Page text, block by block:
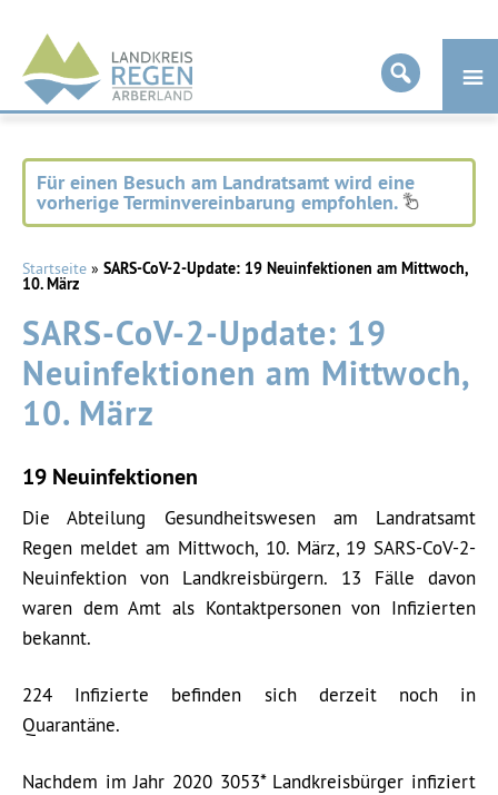
Landkreis
Regen
Für einen Besuch am Landratsamt wird eine
vorherige Terminvereinbarung empfohlen.
Startseite » SARS-CoV-2-Update: 19 Neuinfektionen am Mittwoch,
10. März
SARS-CoV-2-Update: 19
Neuinfektionen am Mittwoch,
10. März
19 Neuinfektionen
Die Abteilung Gesundheitswesen am Landratsamt
Regen meldet am Mittwoch, 10. März, 19 SARS-CoV-2-
Neuinfektion von Landkreisbürgern. 13 Fälle davon
waren dem Amt als Kontaktpersonen von Infizierten
bekannt.
224 Infizierte befinden sich derzeit noch in
Quarantäne.
Nachdem im Jahr 2020 3053* Landkreisbürger infiziert